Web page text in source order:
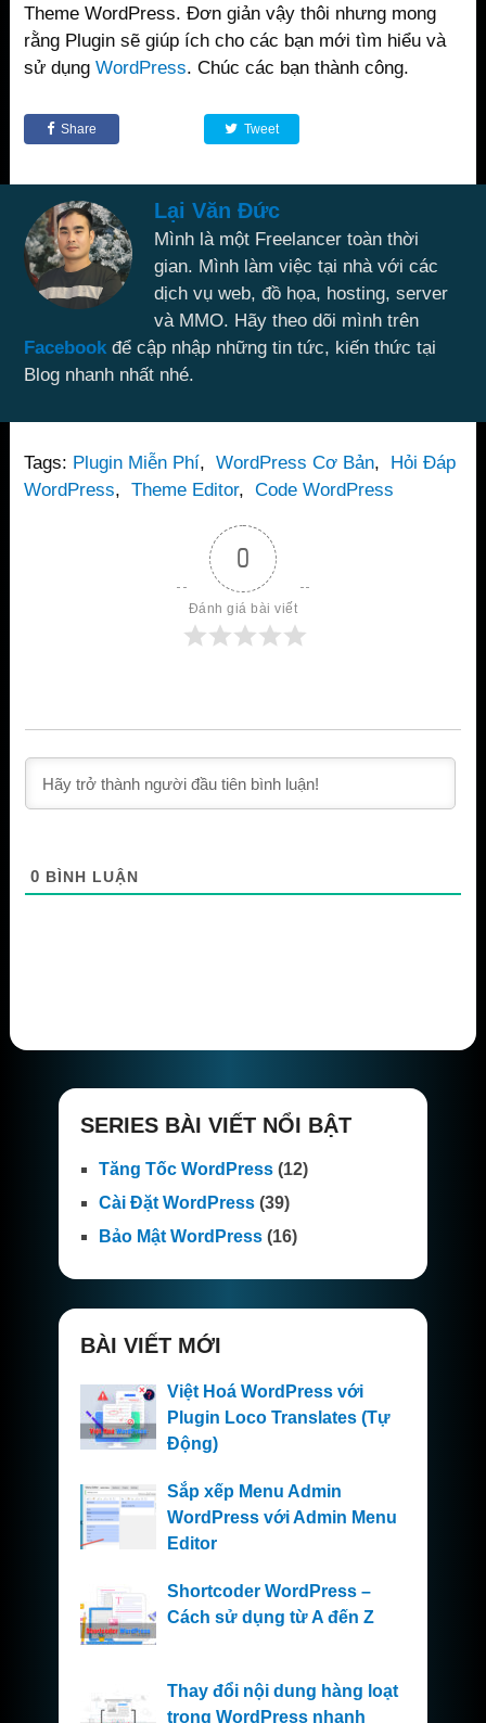
Theme WordPress. Đơn giản vậy thôi nhưng mong
rằng Plugin sẽ giúp ích cho các bạn mới tìm hiểu và
sử dụng WordPress. Chúc các bạn thành công.
Share Tweet
Lại Văn Đức
Mình là một Freelancer toàn thời
gian. Mình làm việc tại nhà với các
dịch vụ web, đồ họa, hosting, server
và MMO. Hãy theo dõi mình trên
Facebook để cập nhập những tin tức, kiến thức tại
Blog nhanh nhất nhé.
Tags: Plugin Miễn Phí, WordPress Cơ Bản,
Hỏi Đáp
WordPress, Theme Editor, Code WordPress
0
Đánh giá bài viết
0 BÌNH LUẬN
SERIES BÀI VIẾT NỔI BẬT
Tăng Tốc WordPress(12)
Cài Đặt WordPress(39)
Bảo Mật WordPress(16)
BÀI VIẾT MỚI
Việt Hoá WordPress với
Plugin Loco Translates (Tự
Động)
Sắp xếp Menu Admin
WordPress với Admin Menu
Editor
Shortcoder WordPress –
Cách sử dụng từ A đến Z
Thay đổi nội dung hàng loạt
trong WordPress nhanh